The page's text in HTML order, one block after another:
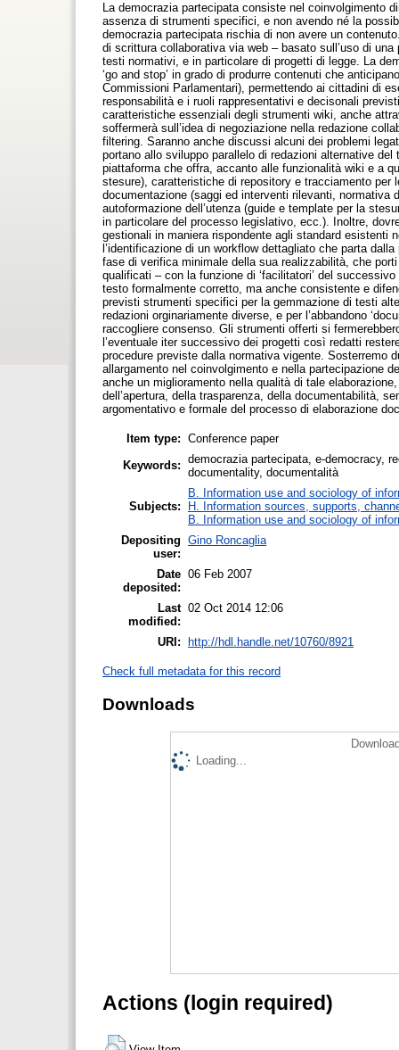
La democrazia partecipata consiste nel coinvolgimento
assenza di strumenti specifici, e non avendo né la
democrazia partecipata rischia di non avere un
di scrittura collaborativa via web – basato sull’uso di
testi normativi, e in particolare di progetti di legge. La
‘go and stop’ in grado di produrre contenuti che
Commissioni Parlamentari), permettendo ai cittadini di
responsabilità e i ruoli rappresentativi e decisonali
caratteristiche essenziali degli strumenti wiki, anche
soffermerà sull’idea di negoziazione nella redazione
filtering. Saranno anche discussi alcuni dei problemi
portano allo sviluppo parallelo di redazioni alternative
piattaforma che offra, accanto alle funzionalità wiki e a
stesure), caratteristiche di repository e tracciamento
documentazione (saggi ed interventi rilevanti,
autoformazione dell’utenza (guide e template per la
in particolare del processo legislativo, ecc.). Inoltre,
gestionali in maniera rispondente agli standard esistenti
l’identificazione di un workflow dettagliato che parta
fase di verifica minimale della sua realizzabilità, che
qualificati – con la funzione di ‘facilitatori’ del
testo formalmente corretto, ma anche consistente e
previsti strumenti specifici per la gemmazione di testi
redazioni orginariamente diverse, e per l’abbandono
raccogliere consenso. Gli strumenti offerti si
l’eventuale iter successivo dei progetti così redatti
procedure previste dalla normativa vigente. Sosterremo
allargamento nel coinvolgimento e nella partecipazione
anche un miglioramento nella qualità di tale
dell’apertura, della trasparenza, della documentabilità,
argomentativo e formale del processo di elaborazione
Item type: Conference paper
Keywords: democrazia partecipata, e-democracy,
documentality, documentalità
Subjects:
B. Information use and sociology of
H. Information sources, supports,
B. Information use and sociology of
Depositing
user:
Gino Roncaglia
Date
deposited:
06 Feb 2007
Last
modified:
02 Oct 2014 12:06
URI: http://hdl.handle.net/10760/8921
Check full metadata for this record
Downloads
Loading...
Actions (login required)